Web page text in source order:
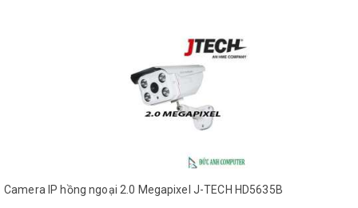
Camera IP hồng ngoại 2.0 Megapixel J-TECH HD5635B